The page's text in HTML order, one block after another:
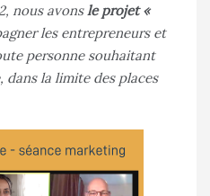
nous avons le projet «
les entrepreneurs et
personne souhaitant
la limite des places